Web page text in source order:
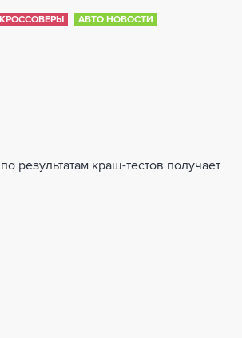
АВТО НОВОСТИ
результатам краш-тестов получает